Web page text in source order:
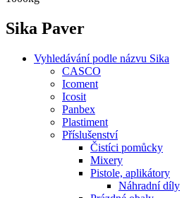
Sika Paver
Vyhledávání podle názvu Sika
CASCO
Icoment
Icosit
Panbex
Plastiment
Příslušenství
Čistíci pomůcky
Mixery
Pistole, aplikátory
Náhradní díly